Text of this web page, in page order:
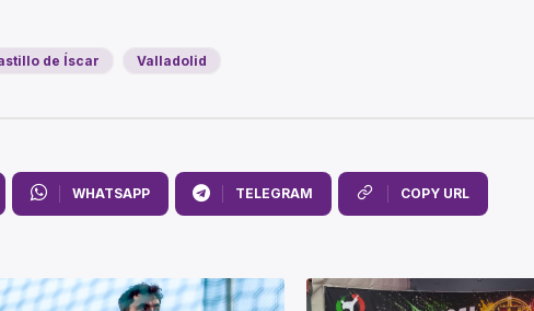
de Íscar Valladolid
WHATSAPP TELEGRAM COPY URL